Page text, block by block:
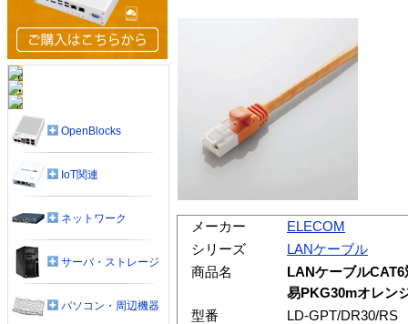
メーカー
ELECOM
シリーズ
LANケーブル
商品名
LANケーブル
易PKG30mオレン
型番
LD-GPT/DR30/RS
OpenBlocks
IoT関連
ネットワーク
サーバ・ストレージ
パソコン・周辺機器